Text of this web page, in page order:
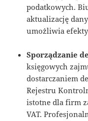
podatkowych.
aktualizację
umożliwia
Sporządzanie
księgowych
dostarczaniem
Rejestru
istotne dla firm
VAT.